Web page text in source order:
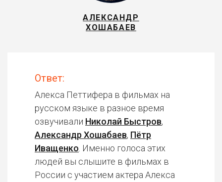
АЛЕКСАНДР
ХОШАБАЕВ
Ответ:
Алекса Петтифера в фильмах на
русском языке в разное время
озвучивали Николай Быстров,
Александр Хошабаев, Пётр
Иващенко . Именно голоса этих
людей вы слышите в фильмах в
России с участием актера Алекса